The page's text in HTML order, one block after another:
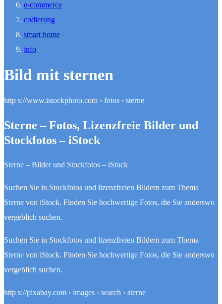
e-commerce
codierung
smart home
info
Bild mit sternen
http s://www.istockphoto.com › fotos › sterne
Sterne – Fotos, Lizenzfreie Bilder und
Stockfotos – iStock
Sterne – Bilder und Stockfotos – iStock
Suchen Sie in Stockfotos und lizenzfreien Bildern zum Thema
Sterne von iStock. Finden Sie hochwertige Fotos, die Sie anderswo
vergeblich suchen.
Suchen Sie in Stockfotos und lizenzfreien Bildern zum Thema
Sterne von iStock. Finden Sie hochwertige Fotos, die Sie anderswo
vergeblich suchen.
http s://pixabay.com › images › search › sterne